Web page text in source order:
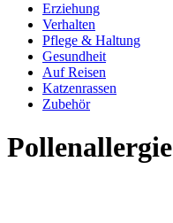
Erziehung
Verhalten
Pflege & Haltung
Gesundheit
Auf Reisen
Katzenrassen
Zubehör